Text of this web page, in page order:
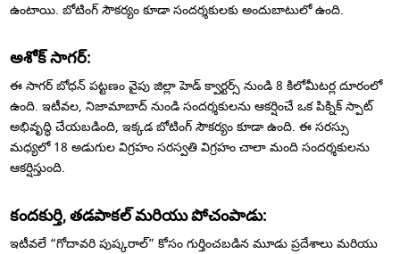
ఉంటాయి. బోటింగ్ సౌకర్యం కూడా సందర్శకులకు అందుబాటులో ఉంది.
అశోక్ సాగర్:
ఈ సాగర్ బోధన్ పట్టణం వైపు జిల్లా హెడ్ క్వార్టర్స్ నుండి 8 కిలోమీటర్ల దూరంలో
ఉంది. ఇటీవల, నిజామాబాద్ నుండి సందర్శకులను ఆకర్షించే ఒక పిక్నిక్ స్పాట్
అభివృద్ధి చేయబడింది, ఇక్కడ బోటింగ్ సౌకర్యం కూడా ఉంది. ఈ సరస్సు
మధ్యలో 18 అడుగుల విగ్రహం సరస్వతి విగ్రహం చాలా మంది సందర్శకులను
ఆకర్షిస్తుంది.
కందకుర్తి, తడపాకల్ మరియు పోచంపాడు:
ఇటీవలే “గోదావరి పుష్కరాల్” కోసం గుర్తించబడిన మూడు ప్రదేశాలు మరియు